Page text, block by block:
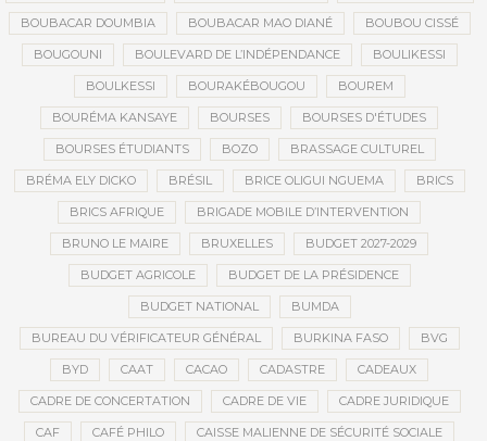
BOUBACAR DOUMBIA BOUBACAR MAO DIANÉ BOUBOU CISSÉ
BOUGOUNI BOULEVARD DE L’INDÉPENDANCE BOULIKESSI
BOULKESSI BOURAKÉBOUGOU BOUREM
BOURÉMA KANSAYE BOURSES BOURSES D'ÉTUDES
BOURSES ÉTUDIANTS BOZO BRASSAGE CULTUREL
BRÉMA ELY DICKO BRÉSIL BRICE OLIGUI NGUEMA BRICS
BRICS AFRIQUE BRIGADE MOBILE D’INTERVENTION
BRUNO LE MAIRE BRUXELLES BUDGET 2027-2029
BUDGET AGRICOLE BUDGET DE LA PRÉSIDENCE
BUDGET NATIONAL BUMDA
BUREAU DU VÉRIFICATEUR GÉNÉRAL BURKINA FASO BVG
BYD CAAT CACAO CADASTRE CADEAUX
CADRE DE CONCERTATION CADRE DE VIE CADRE JURIDIQUE
CAF CAFÉ PHILO CAISSE MALIENNE DE SÉCURITÉ SOCIALE